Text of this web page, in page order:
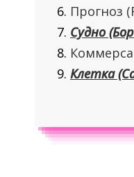
Прогноз
Судно
Клетка